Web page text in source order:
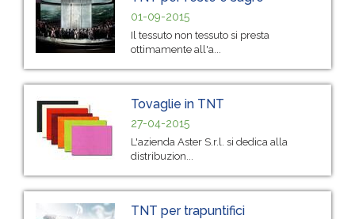
01-09-2015
Il tessuto non tessuto si presta
ottimamente all'a...
Tovaglie in TNT
27-04-2015
L'azienda Aster S.r.l. si dedica alla
distribuzion...
TNT per trapuntifici